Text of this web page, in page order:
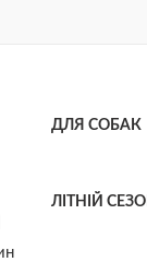
ДЛЯ СОБАК
ЛІТНІЙ